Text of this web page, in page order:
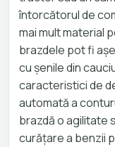
întorcătorul de
mai multmaterial
brazdele potfi
cu șeniledin
caracteristici de
automată a
brazdă o agilitate
curățare a benzii